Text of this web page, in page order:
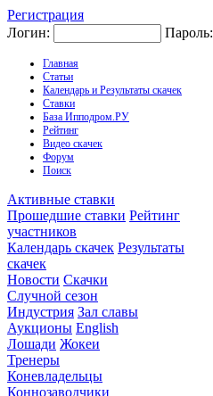
Регистрация
Логин:
Пароль:
Главная
Статьи
Календарь и Результаты скачек
Ставки
База Ипподром.РУ
Рейтинг
Видео скачек
Форум
Поиск
Активные ставки
Прошедшие ставки Рейтинг
участников
Календарь скачек Результаты
скачек
Новости Скачки
Случной сезон
Индустрия Зал славы
Аукционы English
Лошади Жокеи
Тренеры
Коневладельцы
Коннозаводчики